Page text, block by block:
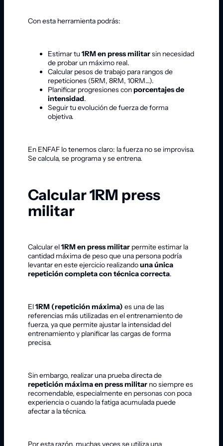
Con esta herramienta podrás:
Estimar tu1RM en press militarsin necesidad
de probar un máximo real.
Calcular pesos de trabajo para rangos de
repeticiones (5RM, 8RM, 10RM…).
Planificar progresiones conporcentajes de
intensidad.
Seguir tu evolución de fuerza de forma
objetiva.
En ENFAF lo tenemos claro: la fuerza no se improvisa.
Se calcula, se programa y se entrena.
Calcular 1RM press
militar
Calcular el1RM en press militar permite estimar la
cantidad máxima de peso que una persona podría
levantar en este ejercicio realizandouna única
repetición completa con técnica correcta.
El1RM (repetición máxima) es una de las
referencias más utilizadas en el entrenamiento de
fuerza, ya que permite ajustar la intensidad del
entrenamiento y planificar las cargas de forma
precisa.
Sin embargo, realizar una prueba directa de
repetición máxima en press militar no siempre es
recomendable, especialmente en personas con poca
experiencia o cuando la fatiga acumulada puede
afectar a la técnica.
Por esta razón, muchas veces se utiliza una